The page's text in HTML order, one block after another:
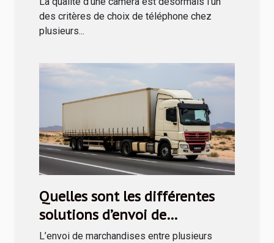
des critères de choix de téléphone chez
plusieurs...
Quelles sont les différentes
solutions d’envoi de
marchandises en Tunisie ?
L’envoi de marchandises entre plusieurs